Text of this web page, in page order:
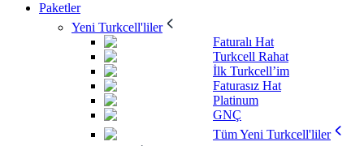
Paketler
Yeni Turkcell'liler
Faturalı Hat
Turkcell Rahat
İlk Turkcell’im
Faturasız Hat
Platinum
GNÇ
Tüm Yeni Turkcell'liler